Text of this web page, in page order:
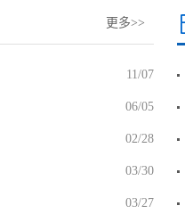
更多>>
11/07
06/05
02/28
03/30
03/27